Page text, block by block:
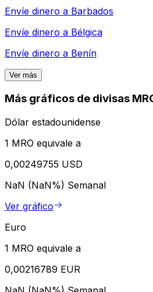
Envíe dinero a Barbados
Envíe dinero a Bélgica
Envíe dinero a Benín
Ver más
Más gráficos de divisas
Dólar estadounidense
1 MRO equivale a
0,00249755 USD
NaN (NaN%) Semanal
Ver gráfico
Euro
1 MRO equivale a
0,00216789 EUR